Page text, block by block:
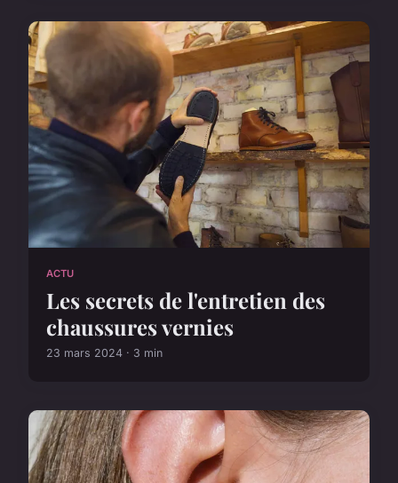
ACTU
Les secrets de l'entretien des
chaussures vernies
23 mars 2024 · 3 min